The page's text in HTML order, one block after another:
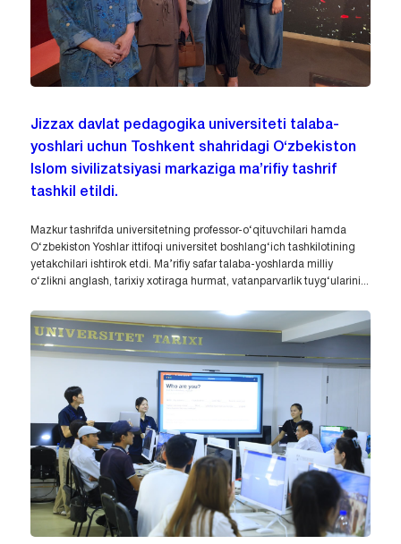
Jizzax davlat pedagogika universiteti talaba-
yoshlari uchun Toshkent shahridagi O‘zbekiston
Islom sivilizatsiyasi markaziga ma’rifiy tashrif
tashkil etildi.
Mazkur tashrifda universitetning professor-o‘qituvchilari hamda
O‘zbekiston Yoshlar ittifoqi universitet boshlang‘ich tashkilotining
yetakchilari ishtirok etdi. Ma’rifiy safar talaba-yoshlarda milliy
o‘zlikni anglash, tarixiy xotiraga hurmat, vatanparvarlik tuyg‘ularini...